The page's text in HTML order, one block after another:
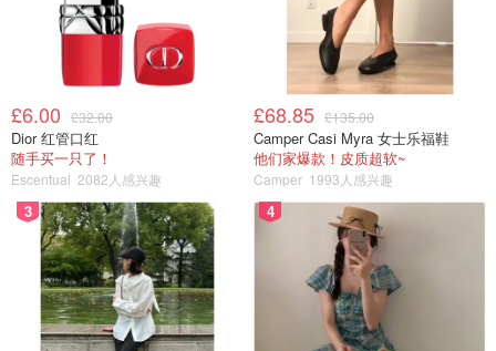
£6.00 £32.00
Dior 红管口红
随手买一只了！
Escentual 2082人感兴趣
£68.85 £135.00
Camper Casi Myra 女士乐福鞋
他们家爆款！皮质超软~
Camper 1993人感兴趣
3 4